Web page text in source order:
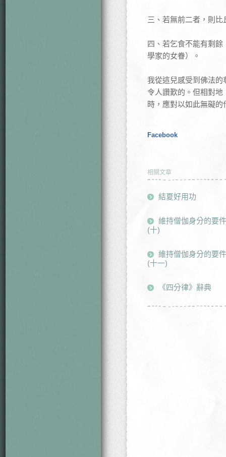
三、若無前二者，則
四、若乞食不能有剩
學家的女眷）。
我從這兒感受到佛法
令人讚歎的。但相對
時，應對以如此無礙的
Facebook
相關文章
結夏好用功
維持僧伽身分的要
(十)
維持僧伽身分的要
(十一)
《四分律》辭典